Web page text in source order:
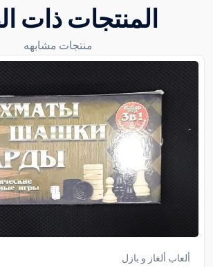
المنتجات ذات
منتجات مشابهه
ألعاب ألغاز و بازل